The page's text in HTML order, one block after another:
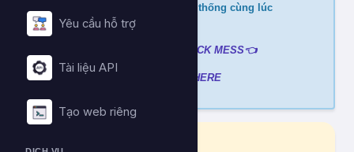
Yêu cầu hỗ trợ
Tài liệu API
Tạo web riêng
Không xử lý nếu mua ở nhiều hệ thống cùng lúc
tránh hao hụt số dư
CLICK MESS👈
Xem video hướng dẫn CLICK HERE